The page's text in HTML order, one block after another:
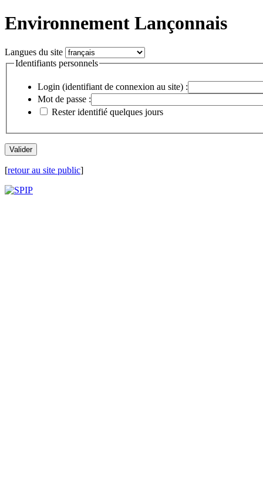
Environnement Lançonnais
Langues du site
Identifiants personnels
Login (identifiant de connexion au site) :
Mot de passe :
Rester identifié quelques jours
[retour au site public]